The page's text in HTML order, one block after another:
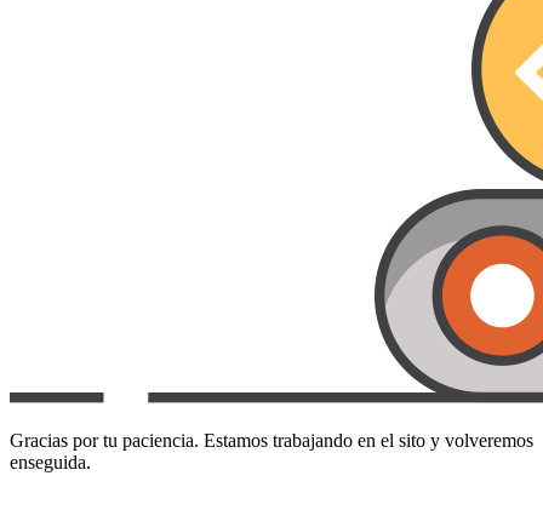
Gracias por tu paciencia. Estamos trabajando en el sito y volveremos
enseguida.